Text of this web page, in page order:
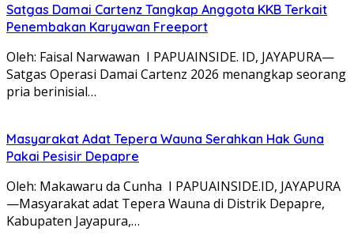
Satgas Damai Cartenz Tangkap Anggota KKB Terkait
Penembakan Karyawan Freeport
Oleh: Faisal Narwawan I PAPUAINSIDE. ID, JAYAPURA—
Satgas Operasi Damai Cartenz 2026 menangkap seorang
pria berinisial…
Masyarakat Adat Tepera Wauna Serahkan Hak Guna
Pakai Pesisir Depapre
Oleh: Makawaru da Cunha I PAPUAINSIDE.ID, JAYAPURA
—Masyarakat adat Tepera Wauna di Distrik Depapre,
Kabupaten Jayapura,…